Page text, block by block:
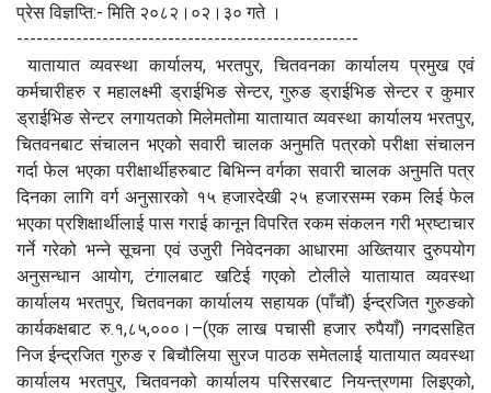
प्रेस विज्ञप्ति:- मिति २०८२।०२।३० गते ।
----------------------------------------------------
यातायात व्यवस्था कार्यालय, भरतपुर, चितवनका कार्यालय प्रमुख एवं
कर्मचारीहरु र महालक्ष्मी ड्राईभिङ सेन्टर, गुरुङ ड्राईभिङ सेन्टर र कुमार
ड्राईभिङ सेन्टर लगायतको मिलेमतोमा यातायात व्यवस्था कार्यालय भरतपुर,
चितवनबाट संचालन भएको सवारी चालक अनुमति पत्रको परीक्षा संचालन
गर्दा फेल भएका परीक्षार्थीहरुबाट बिभिन्न वर्गका सवारी चालक अनुमति पत्र
दिनका लागि वर्ग अनुसारको १५ हजारदेखी २५ हजारसम्म रकम लिई फेल
भएका प्रशिक्षार्थीलाई पास गराई कानून विपरित रकम संकलन गरी भ्रष्टाचार
गर्ने गरेको भन्ने सूचना एवं उजुरी निवेदनका आधारमा अख्तियार दुरुपयोग
अनुसन्धान आयोग, टंगालबाट खटिई गएको टोलीले यातायात व्यवस्था
कार्यालय भरतपुर, चितवनका कार्यालय सहायक (पाँचौं) ईन्द्रजित गुरुङको
कार्यकक्षबाट रु.१,८५,०००।–(एक लाख पचासी हजार रुपैयाँ) नगदसहित
निज ईन्द्रजित गुरुङ र बिचौलिया सुरज पाठक समेतलाई यातायात व्यवस्था
कार्यालय भरतपुर, चितवनको कार्यालय परिसरबाट नियन्त्रणमा लिइएको,